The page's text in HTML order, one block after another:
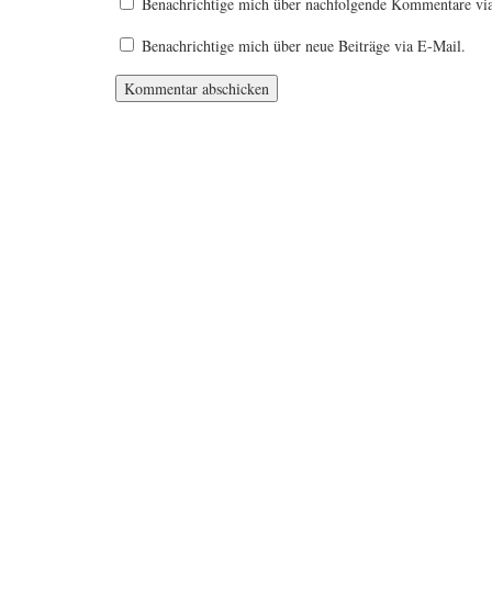
Benachrichtige mich über neue Beiträge via E-Mail.